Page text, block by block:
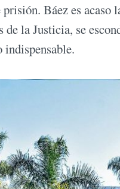
Báez es acaso
la Justicia, se
indispensable.